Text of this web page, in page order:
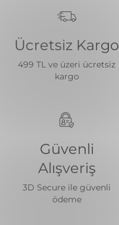
Ücretsiz Kargo
499 TL ve üzeri ücretsiz
kargo
Güvenli
Alışveriş
3D Secure ile güvenli
ödeme